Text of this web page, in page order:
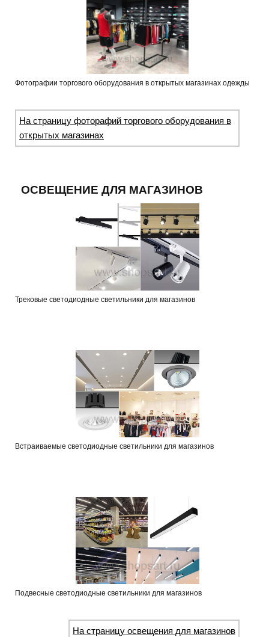
Фотографии торгового оборудования в открытых магазинах одежды
На страницу фоторафий торгового оборудования в
открытых магазинах
ОСВЕЩЕНИЕ ДЛЯ МАГАЗИНОВ
Трековые светодиодные светильники для магазинов
Встраиваемые светодиодные светильники для магазинов
Подвесные светодиодные светильники для магазинов
На страницу освещения для магазинов